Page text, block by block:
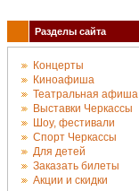
Разделы сайта
Концерты
Киноафиша
Театральная афиша
Выставки Черкассы
Шоу, фестивали
Спорт Черкассы
Для детей
Заказать билеты
Акции и скидки